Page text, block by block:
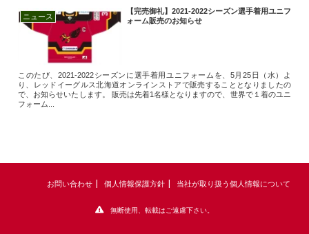
ニュース
【完売御礼】2021-2022シーズン選手着用ユニフ
ォーム販売のお知らせ
このたび、2021‐2022シーズンに選手着用ユニフォームを、5月25日（水）よ
り、レッドイーグルス北海道オンラインストアで販売することとなりましたの
で、お知らせいたします。 販売は先着1名様となりますので、世界で１着のユニ
フォーム...
お問い合わせ 個人情報保護方針 当社が取り扱う個人情報について
 無断使用、転載はご遠慮下さい。